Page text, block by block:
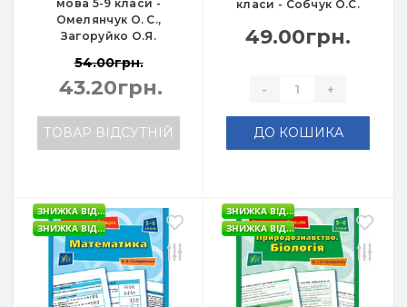
мова 5-9 класи -
Омелянчук О. С.,
Загоруйко О.Я.
54.00грн.
43.20грн.
ТОВАР ВІДСУТНІЙ
класи - Собчук О.С.
49.00грн.
- +
ДО КОШИКА
ЗНИЖКА ВІД...
ЗНИЖКА ВІД...
ЗНИЖКА ВІД...
ЗНИЖКА ВІД...